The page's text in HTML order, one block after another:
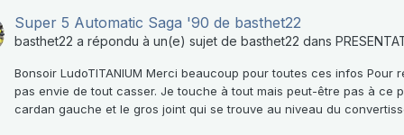
Super 5 Automatic Saga '90 de basthet22
basthet22 a répondu à un(e) sujet de basthet22 dans
Bonsoir LudoTITANIUM Merci beaucoup pour toutes ces infos
pas envie de tout casser. Je touche à tout mais peut-être pas à ce
cardan gauche et le gros joint qui se trouve au niveau du